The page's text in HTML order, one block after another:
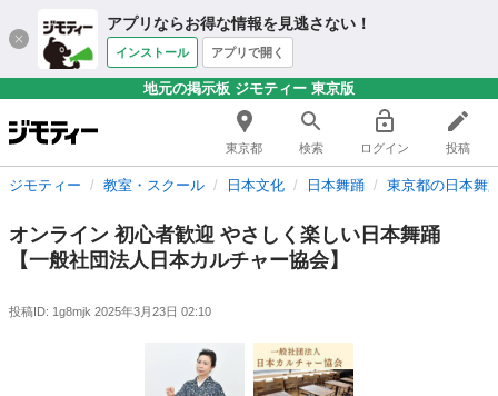
アプリならお得な情報を見逃さない！
インストール アプリで開く
地元の掲示板 ジモティー 東京版
東京都 検索 ログイン 投稿
ジモティー 教室・スクール 日本文化 日本舞踊 東京都の日本舞
オンライン 初心者歓迎 やさしく楽しい日本舞踊
【一般社団法人日本カルチャー協会】
投稿ID: 1g8mjk 2025年3月23日 02:10